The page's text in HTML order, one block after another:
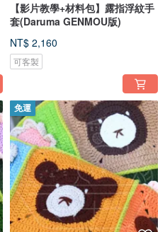
【影片教學+材料包】露指浮紋手
套(Daruma GENMOU版)
NT$ 2,160
可客製
免運